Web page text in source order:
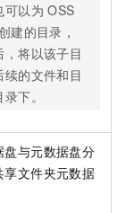
可以为 OSS
建的目录，
将以该子目
的文件和目
下。
与元数据盘分
文件夹元数据